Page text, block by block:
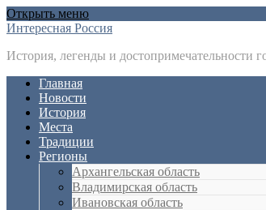
Открыть меню
Интересная Россия
История, легенды и достопримечательности
Главная
Новости
История
Места
Традиции
Регионы
Архангельская область
Владимирская область
Ивановская область